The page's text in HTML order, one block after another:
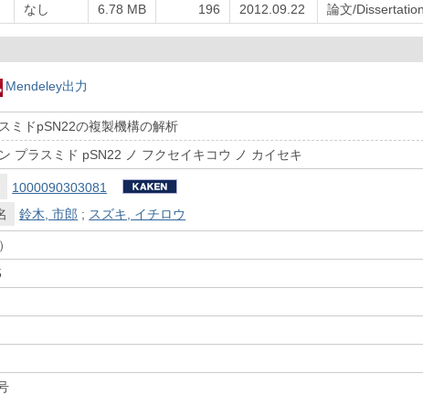
なし 6.78 MB 196 2012.09.22 論文/Dissertation
Mendeley出力
ミドpSN22の複製機構の解析
プラスミド pSN22 ノ フクセイキコウ ノ カイセキ
1000090303081
鈴木, 市郎 ; スズキ, イチロウ